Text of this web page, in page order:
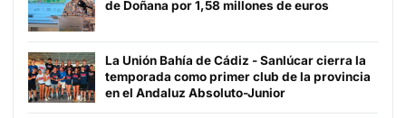
de Doñana por 1,58 millones de euros
La Unión Bahía de Cádiz - Sanlúcar cierra la
temporada como primer club de la provincia
en el Andaluz Absoluto-Junior